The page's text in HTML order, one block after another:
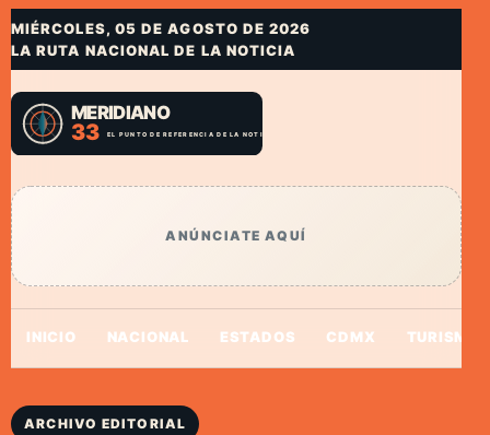
MIÉRCOLES, 05 DE AGOSTO DE 2026
LA RUTA NACIONAL DE LA NOTICIA
ANÚNCIATE AQUÍ
INICIO NACIONAL ESTADOS CDMX TURISMO
ARCHIVO EDITORIAL